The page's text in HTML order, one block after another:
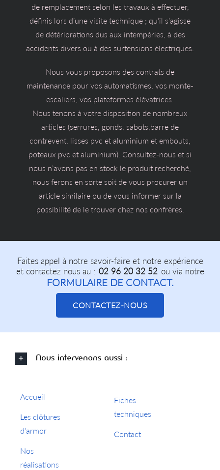
de remplacement selon les travaux à effectuer,
définis lors d’une visite technique ; qu’il s’agisse
de détériorations dus aux intempéries, à des
accidents divers ou à des surtensions électriques.
Nous vous proposons des contrats de
maintenance pour vos automatismes, vos monte-
escaliers, vos plateformes élévatrices.
Nous tenons à votre disposition de nombreux
articles (serrures, gonds, sabots,barre de
contrevent, lisses pvc et aluminium et embouts,
poteaux pvc et aluminium). Consultez-nous et si
nous n’avons pas en stock le produit recherché,
nous ferons en sorte soit de vous procurer un
article similaire ou de vous informer sur la
possibilité de le trouver chez nos confrères.
Faites appel à notre savoir-faire et notre expérience
et contactez nous au : 02 96 20 32 52 ou via notre
FORMULAIRE DE CONTACT.
CONTACTEZ-NOUS
Nous intervenons aussi :
Accueil
Les clôtures
d’armor
Nos
réalisations
Fiches
techniques
Contact